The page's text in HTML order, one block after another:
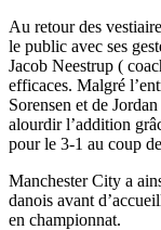
Au retour des
le public avec ses
Jacob Neestrup (
efficaces. Malgré
Sorensen et de
alourdir l’addition
pour le 3-1 au coup
Manchester City a
danois avant
en championnat.